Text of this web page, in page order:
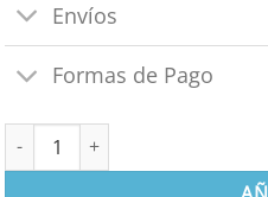
Envíos
Formas de Pago
Soporte para Baño de Bebé